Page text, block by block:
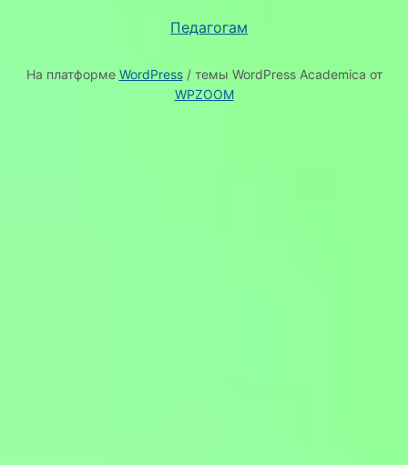
Педагогам
На платформе WordPress/ темы WordPress Academica от
WPZOOM